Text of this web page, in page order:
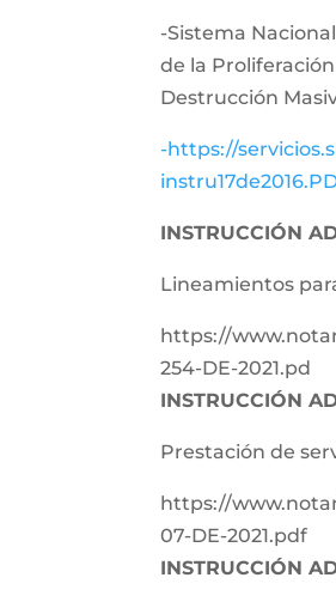
-Sistema
de la
Destrucción
-https://
INSTRUCCIÓN
Lineamientos
https://
254-DE-2021.pd
INSTRUCCIÓN
Prestación de
https://
07-DE-2021.pdf
INSTRUCCIÓN